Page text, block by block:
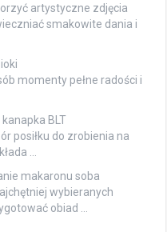
artystyczne zdjęcia
smakowite dania i
momenty pełne radości i
BLT
posiłku do zrobienia na
…
makaronu soba
wybieranych
obiad …